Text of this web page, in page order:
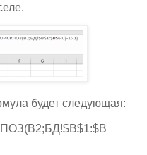
будет следующая: